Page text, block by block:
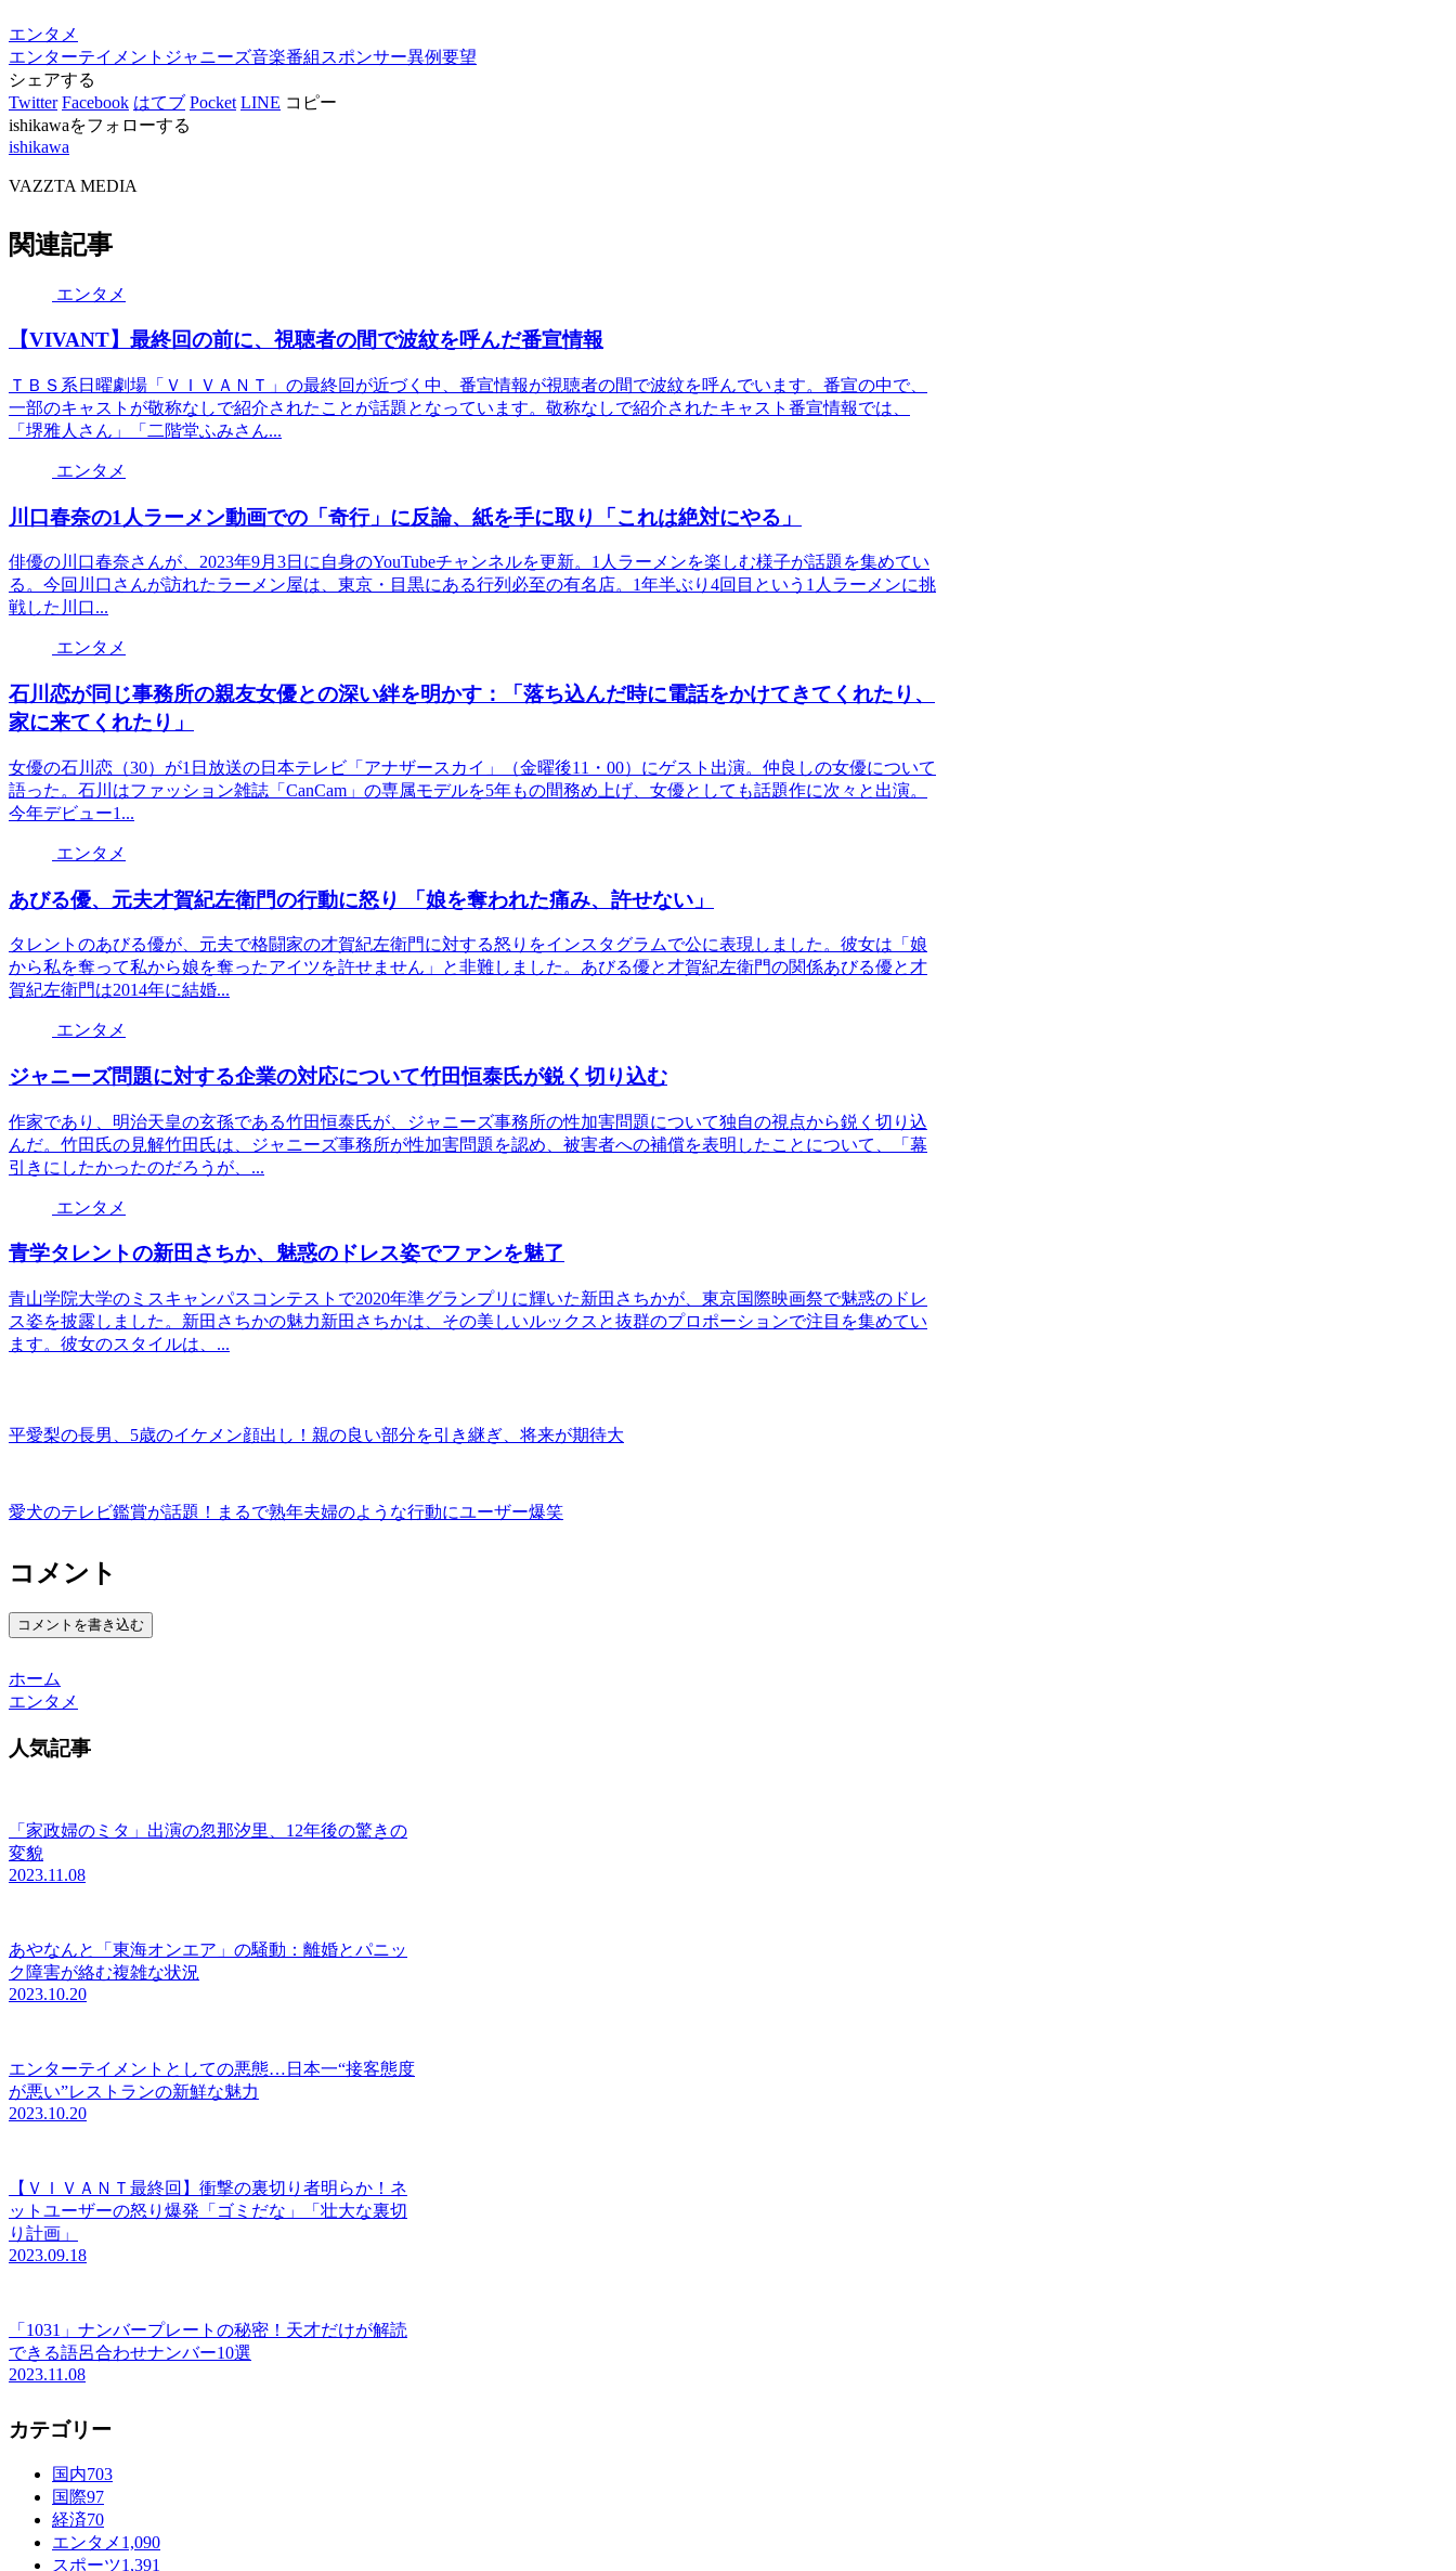
エンタメ
エンターテイメント ジャニーズ音楽番組 スポンサー異例要望
シェアする
Twitter Facebook はてブ Pocket LINE コピー
ishikawaをフォローする
ishikawa
VAZZTA MEDIA
関連記事
エンタメ
【VIVANT】最終回の前に、視聴者の間で波紋を呼んだ番宣情報
ＴＢＳ系日曜劇場「ＶＩＶＡＮＴ」の最終回が近づく中、番宣情報が視聴者の間で波紋を呼んでいます。番宣の中で、
一部のキャストが敬称なしで紹介されたことが話題となっています。敬称なしで紹介されたキャスト番宣情報では、
「堺雅人さん」「二階堂ふみさん...
エンタメ
川口春奈の1人ラーメン動画での「奇行」に反論、紙を手に取り「これは絶対にやる」
俳優の川口春奈さんが、2023年9月3日に自身のYouTubeチャンネルを更新。1人ラーメンを楽しむ様子が話題を集めてい
る。今回川口さんが訪れたラーメン屋は、東京・目黒にある行列必至の有名店。1年半ぶり4回目という1人ラーメンに挑
戦した川口...
エンタメ
石川恋が同じ事務所の親友女優との深い絆を明かす：「落ち込んだ時に電話をかけてきてくれたり、
家に来てくれたり」
女優の石川恋（30）が1日放送の日本テレビ「アナザースカイ」（金曜後11・00）にゲスト出演。仲良しの女優について
語った。石川はファッション雑誌「CanCam」の専属モデルを5年もの間務め上げ、女優としても話題作に次々と出演。
今年デビュー1...
エンタメ
あびる優、元夫才賀紀左衛門の行動に怒り 「娘を奪われた痛み、許せない」
タレントのあびる優が、元夫で格闘家の才賀紀左衛門に対する怒りをインスタグラムで公に表現しました。彼女は「娘
から私を奪って私から娘を奪ったアイツを許せません」と非難しました。あびる優と才賀紀左衛門の関係あびる優と才
賀紀左衛門は2014年に結婚...
エンタメ
ジャニーズ問題に対する企業の対応について竹田恒泰氏が鋭く切り込む
作家であり、明治天皇の玄孫である竹田恒泰氏が、ジャニーズ事務所の性加害問題について独自の視点から鋭く切り込
んだ。竹田氏の見解竹田氏は、ジャニーズ事務所が性加害問題を認め、被害者への補償を表明したことについて、「幕
引きにしたかったのだろうが、...
エンタメ
青学タレントの新田さちか、魅惑のドレス姿でファンを魅了
青山学院大学のミスキャンパスコンテストで2020年準グランプリに輝いた新田さちかが、東京国際映画祭で魅惑のドレ
ス姿を披露しました。新田さちかの魅力新田さちかは、その美しいルックスと抜群のプロポーションで注目を集めてい
ます。彼女のスタイルは、...
平愛梨の長男、5歳のイケメン顔出し！親の良い部分を引き継ぎ、将来が期待大
愛犬のテレビ鑑賞が話題！まるで熟年夫婦のような行動にユーザー爆笑
コメント
コメントを書き込む
ホーム
エンタメ
人気記事
「家政婦のミタ」出演の忽那汐里、12年後の驚きの
変貌
2023.11.08
あやなんと「東海オンエア」の騒動：離婚とパニッ
ク障害が絡む複雑な状況
2023.10.20
エンターテイメントとしての悪態…日本一“接客態度
が悪い”レストランの新鮮な魅力
2023.10.20
【ＶＩＶＡＮＴ最終回】衝撃の裏切り者明らか！ネ
ットユーザーの怒り爆発「ゴミだな」「壮大な裏切
り計画」
2023.09.18
「1031」ナンバープレートの秘密！天才だけが解読
できる語呂合わせナンバー10選
2023.11.08
カテゴリー
国内703
国際97
経済70
エンタメ 1,090
スポーツ1,391